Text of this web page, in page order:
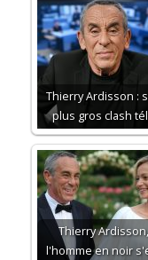
Thierry Ardisson :
plus gros clash
Thierry Ardisson,
l'homme en noir